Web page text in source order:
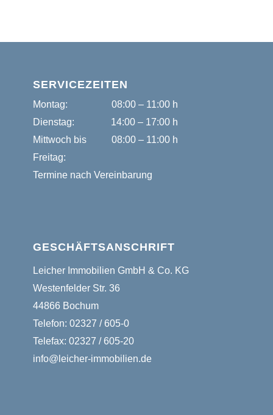
SERVICEZEITEN
Montag:
08:00 – 11:00 h
Dienstag:
14:00 – 17:00 h
Mittwoch bis
Freitag:
08:00 – 11:00 h
Termine nach Vereinbarung
GESCHÄFTSANSCHRIFT
Leicher Immobilien GmbH & Co. KG
Westenfelder Str. 36
44866 Bochum
Telefon: 02327 / 605-0
Telefax: 02327 / 605-20
info@leicher-immobilien.de